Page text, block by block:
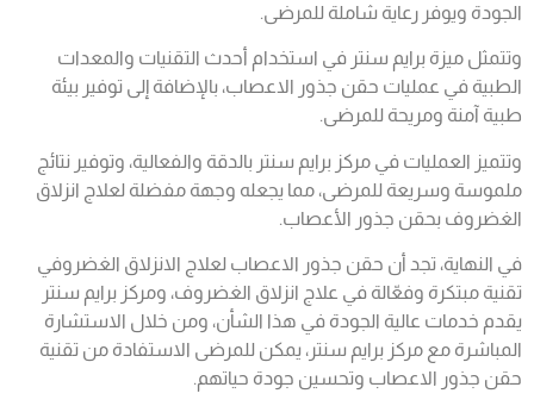
الجودة ويوفر رعاية شاملة للمرضى.
وتتمثل ميزة برايم سنتر في استخدام أحدث التقنيات والمعدات
الطبية في عمليات حقن جذور الاعصاب، بالإضافة إلى توفير بيئة
طبية آمنة ومريحة للمرضى.
وتتميز العمليات في مركز برايم سنتر بالدقة والفعالية، وتوفير نتائج
ملموسة وسريعة للمرضى، مما يجعله وجهة مفضلة لعلاج انزلاق
الغضروف بحقن جذور الأعصاب.
في النهاية، تجد أن حقن جذور الاعصاب لعلاج الانزلاق الغضروفي
تقنية مبتكرة وفعّالة في علاج انزلاق الغضروف، ومركز برايم سنتر
يقدم خدمات عالية الجودة في هذا الشأن، ومن خلال الاستشارة
المباشرة مع مركز برايم سنتر، يمكن للمرضى الاستفادة من تقنية
حقن جذور الاعصاب وتحسين جودة حياتهم.